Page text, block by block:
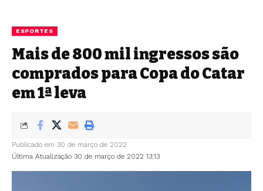
ESPORTES
Mais de 800 mil ingressos são
comprados para Copa do Catar
em 1ª leva
Última Atualização 30 de março de 2022 13:13
Publicado em 30 de março de 2022